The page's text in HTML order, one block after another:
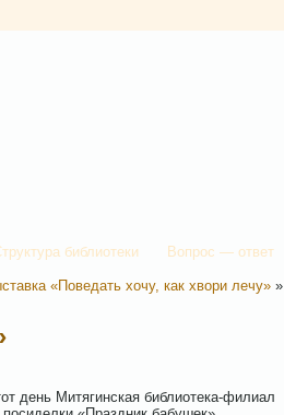
библиотеки Вопрос — ответ
«Поведать хочу, как хвори лечу» »
день Митягинская библиотека-филиал